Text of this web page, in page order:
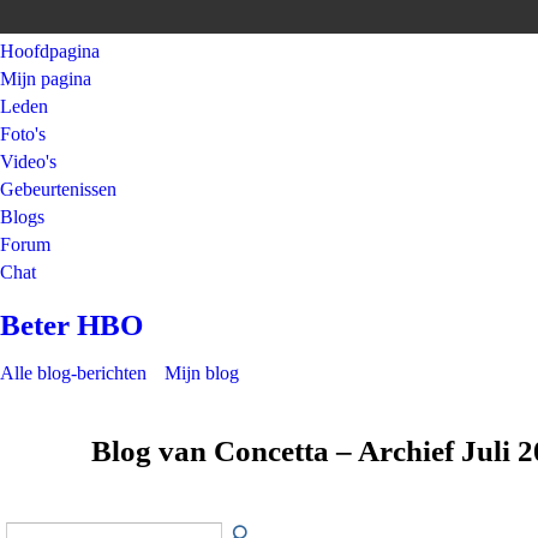
Hoofdpagina
Mijn pagina
Leden
Foto's
Video's
Gebeurtenissen
Blogs
Forum
Chat
Beter HBO
Alle blog-berichten Mijn blog
Blog van Concetta – Archief Juli